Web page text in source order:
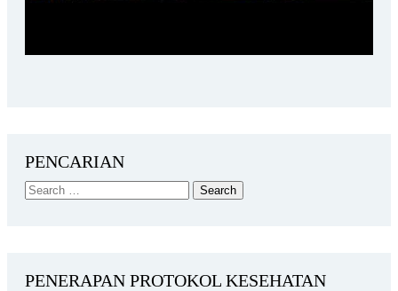
PENCARIAN
PENERAPAN PROTOKOL KESEHATAN